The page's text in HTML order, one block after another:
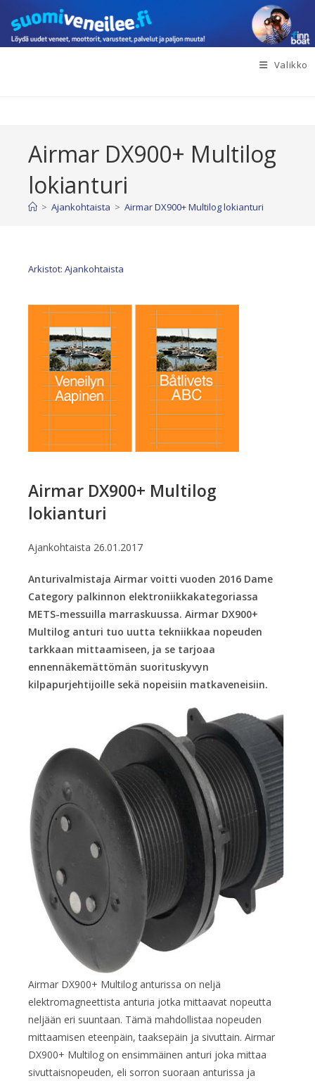
suoraan
sisältöön
Valikko
Airmar DX900+ Multilog
lokianturi
> Ajankohtaista > Airmar DX900+ Multilog lokianturi
Arkistot: Ajankohtaista
Airmar DX900+ Multilog
lokianturi
Ajankohtaista 26.01.2017
Anturivalmistaja Airmar voitti vuoden 2016 Dame
Category palkinnon elektroniikkakategoriassa
METS-messuilla marraskuussa. Airmar DX900+
Multilog anturi tuo uutta tekniikkaa nopeuden
tarkkaan mittaamiseen, ja se tarjoaa
ennennäkemättömän suorituskyvyn
kilpapurjehtijoille sekä nopeisiin matkaveneisiin.
Airmar DX900+ Multilog anturissa on neljä
elektromagneettista anturia jotka mittaavat nopeutta
neljään eri suuntaan. Tämä mahdollistaa nopeuden
mittaamisen eteenpäin, taaksepäin ja sivuttain. Airmar
DX900+ Multilog on ensimmäinen anturi joka mittaa
sivuttaisnopeuden, eli sorron suoraan anturissa ja